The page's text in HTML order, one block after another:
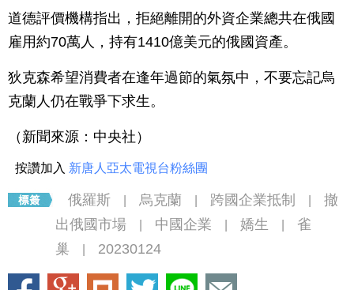
道德評價機構指出，拒絕離開的外資企業總共在俄國
雇用約70萬人，持有1410億美元的俄國資產。
狄克森希望消費者在逢年過節的氣氛中，不要忘記烏
克蘭人仍在戰爭下求生。
（新聞來源：中央社）
按讚加入 新唐人亞太電視台粉絲團
俄羅斯 烏克蘭 跨國企業抵制
撤
出俄國市場
中國企業 嬌生
雀
巢
20230124